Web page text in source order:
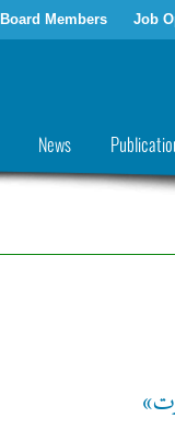
Board Members Job
News